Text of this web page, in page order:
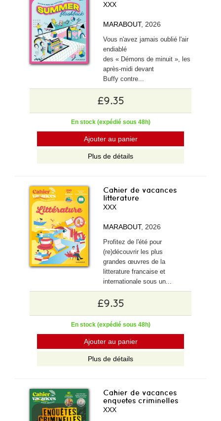
XXX
MARABOUT, 2026
Vous n'avez jamais oublié l'air
endiablé
des « Démons de minuit », les
après-midi devant
Buffy contre...
£9.35
En stock (expédié sous 48h)
Ajouter au panier
Plus de détails
Cahier de vacances
litterature
XXX
MARABOUT, 2026
Profitez de l'été pour
(re)découvrir les plus
grandes œuvres de la
litterature francaise et
internationale sous un...
£9.35
En stock (expédié sous 48h)
Ajouter au panier
Plus de détails
Cahier de vacances
enquetes criminelles
XXX